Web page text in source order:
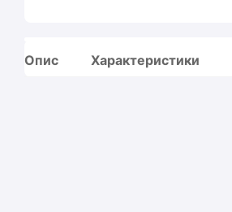
Опис Характеристики